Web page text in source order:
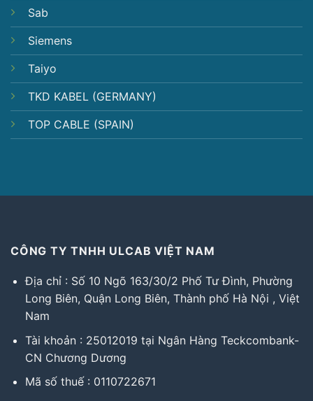
Sab
Siemens
Taiyo
TKD KABEL (GERMANY)
TOP CABLE (SPAIN)
CÔNG TY TNHH ULCAB VIỆT NAM
Địa chỉ : Số 10 Ngõ 163/30/2 Phố Tư Đình, Phường
Long Biên, Quận Long Biên, Thành phố Hà Nội , Việt
Nam
Tài khoản : 25012019 tại Ngân Hàng Teckcombank-
CN Chương Dương
Mã số thuế : 0110722671